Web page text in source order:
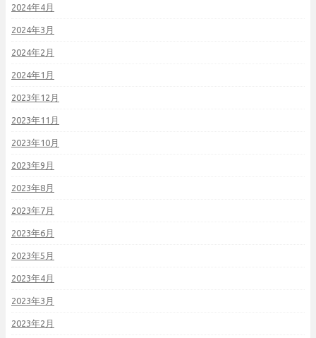
2024年4月
2024年3月
2024年2月
2024年1月
2023年12月
2023年11月
2023年10月
2023年9月
2023年8月
2023年7月
2023年6月
2023年5月
2023年4月
2023年3月
2023年2月